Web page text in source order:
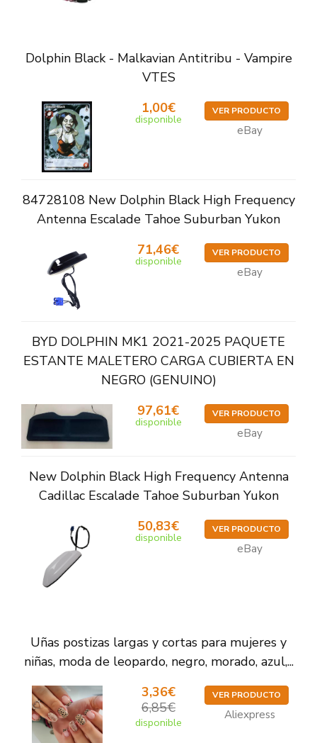
Dolphin Black - Malkavian Antitribu - Vampire
VTES
1,00€
disponible
VER PRODUCTO
eBay
84728108 New Dolphin Black High Frequency
Antenna Escalade Tahoe Suburban Yukon
71,46€
disponible
VER PRODUCTO
eBay
BYD DOLPHIN MK1 2O21-2025 PAQUETE
ESTANTE MALETERO CARGA CUBIERTA EN
NEGRO (GENUINO)
97,61€
disponible
VER PRODUCTO
eBay
New Dolphin Black High Frequency Antenna
Cadillac Escalade Tahoe Suburban Yukon
50,83€
disponible
VER PRODUCTO
eBay
Uñas postizas largas y cortas para mujeres y
niñas, moda de leopardo, negro, morado, azul,...
3,36€
6,85€
disponible
VER PRODUCTO
Aliexpress